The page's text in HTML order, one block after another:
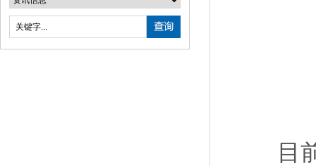
目前